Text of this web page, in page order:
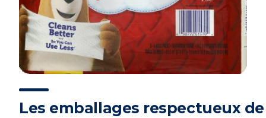
Les emballages respectueux